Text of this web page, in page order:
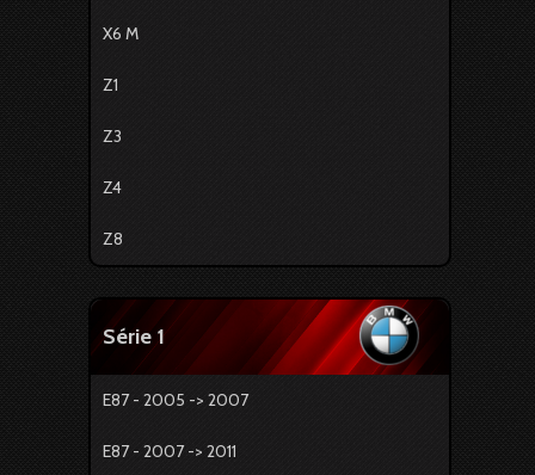
X6 M
Z1
Z3
Z4
Z8
Série 1
E87 - 2005 -> 2007
E87 - 2007 -> 2011